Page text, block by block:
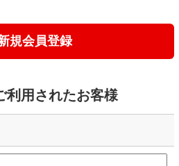
規会員登録
利用されたお客様